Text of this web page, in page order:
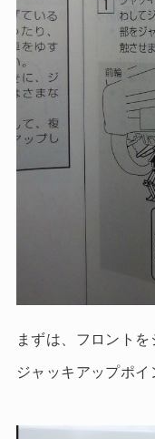
まずは、フロントを
ジャッキアップポイ